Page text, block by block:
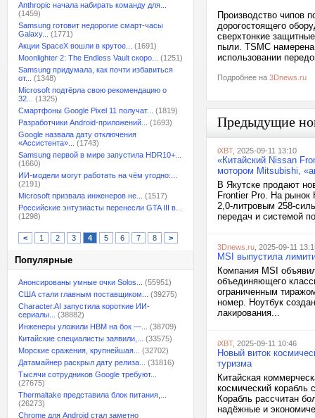
Anthropic начала набирать команду для...
(1459)
Samsung готовит недорогие смарт-часы
Galaxy...
(1771)
Акции SpaceX вошли в крутое...
(1691)
Moonlighter 2: The Endless Vault скоро...
(1251)
Samsung придумала, как почти избавиться
от...
(1348)
Microsoft подтёрла свою рекомендацию о
32...
(1325)
Смартфоны Google Pixel 11 получат...
(1819)
Разработчики Android-приложений...
(1693)
Google назвала дату отключения
«Ассистента»...
(1743)
Samsung первой в мире запустила HDR10+...
(1660)
ИИ-модели могут работать на чём угодно:...
(2191)
Microsoft призвала инженеров не...
(1517)
Российские энтузиасты перенесли GTA III в...
(1298)
< 1 2 3 4 5 6 7 8 >
Популярные
Анонсированы умные очки Solos...
(55951)
США стали главным поставщиком...
(39275)
Character.AI запустила короткие ИИ-
сериалы...
(38882)
Инженеры уложили HBM на бок —...
(38709)
Китайские специалисты заявили,...
(33575)
Морские сражения, крупнейшая...
(32702)
Датамайнер раскрыл дату релиза...
(31816)
Тысячи сотрудников Google требуют...
(27675)
Thermaltake представила блок питания,...
(26273)
Chrome для Android стал заметно
Производство чипов
дорогостоящего
сверхтонкие
пыли. TSMC
использовании
Подробнее на 3Dnews.ru
Предыдущие
iXBT, 2025-09-11 13:10
«Китайский Nissan
мотором Mitsubishi,
В Якутске продают
Frontier Pro. На
2,0-литровым 258-
передач и системой
3Dnews.ru , 2025-09-11
MSI выпустила
Компания MSI
объединяющего
ограниченным
номер. Ноутбук
лакирования...
iXBT, 2025-09-11 10:46
Новый виток
туризма
Китайская
космический корабль
Корабль рассчитан
надёжные и